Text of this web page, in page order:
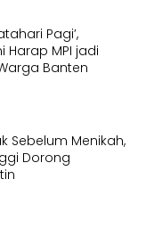
Pagi’,
Harap MPI jadi
Banten
Sebelum Menikah,
Dorong